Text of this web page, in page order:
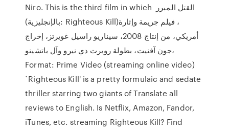
Niro. This is the third film in which القتل المبرر
(بالإنجليزية: Righteous Kill)‏، فيلم جريمة وإثارة
أمريكي، من إنتاج 2008، سيناريو راسيل غويرتز، إخراج
جون آفنيت، بطولة روبرت دي نيرو وآل باتشينو،
Format: Prime Video (streaming online video)
`Righteous Kill' is a pretty formulaic and sedate
thriller starring two giants of Translate all
reviews to English. Is Netflix, Amazon, Fandor,
iTunes, etc. streaming Righteous Kill? Find